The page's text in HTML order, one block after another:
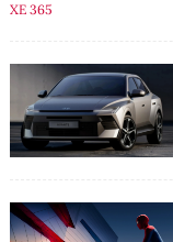
XE 365